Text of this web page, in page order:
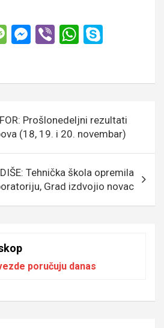
M
g
e
M
g
er
Vi
W
A
p
p
Prošlonedeljni rezultati
(18, 19. i 20. novembar)
DIŠE: Tehnička škola opremila
Grad izdvojio novac
poručuju danas